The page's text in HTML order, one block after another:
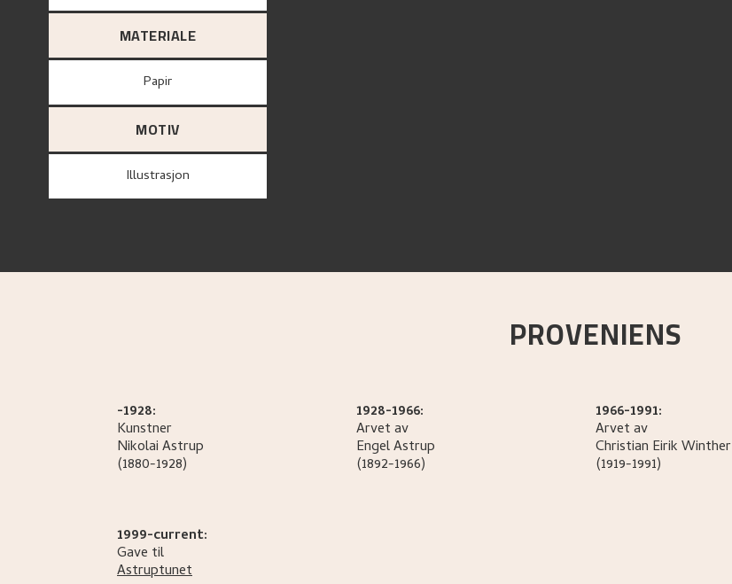
MATERIALE
papir
MOTIV
Illustrasjon
PROVENIENS
-1928:
Kunstner
NikolaiAstrup
(1880-1928)
1928-1966:
Arvet av
EngelAstrup
(1892-1966)
1966-1991:
Arvet av
Christian Eirik Winther
(1919-1991)
1999-current:
Gave til
Astruptunet